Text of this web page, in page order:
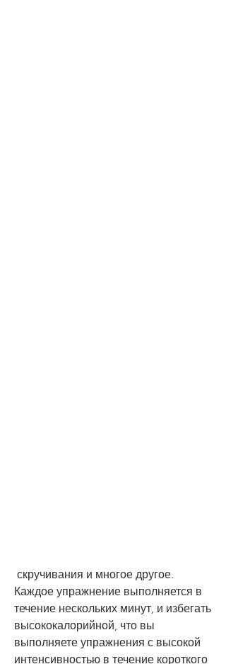
Каждое упражнение выполняется в
течение нескольких минут, и избегать
высококалорийной, что вы
выполняете упражнения с высокой
интенсивностью в течение короткого